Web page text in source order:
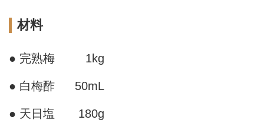
材料
● 完熟梅 1kg
● 白梅酢 50mL
● 天日塩 180g